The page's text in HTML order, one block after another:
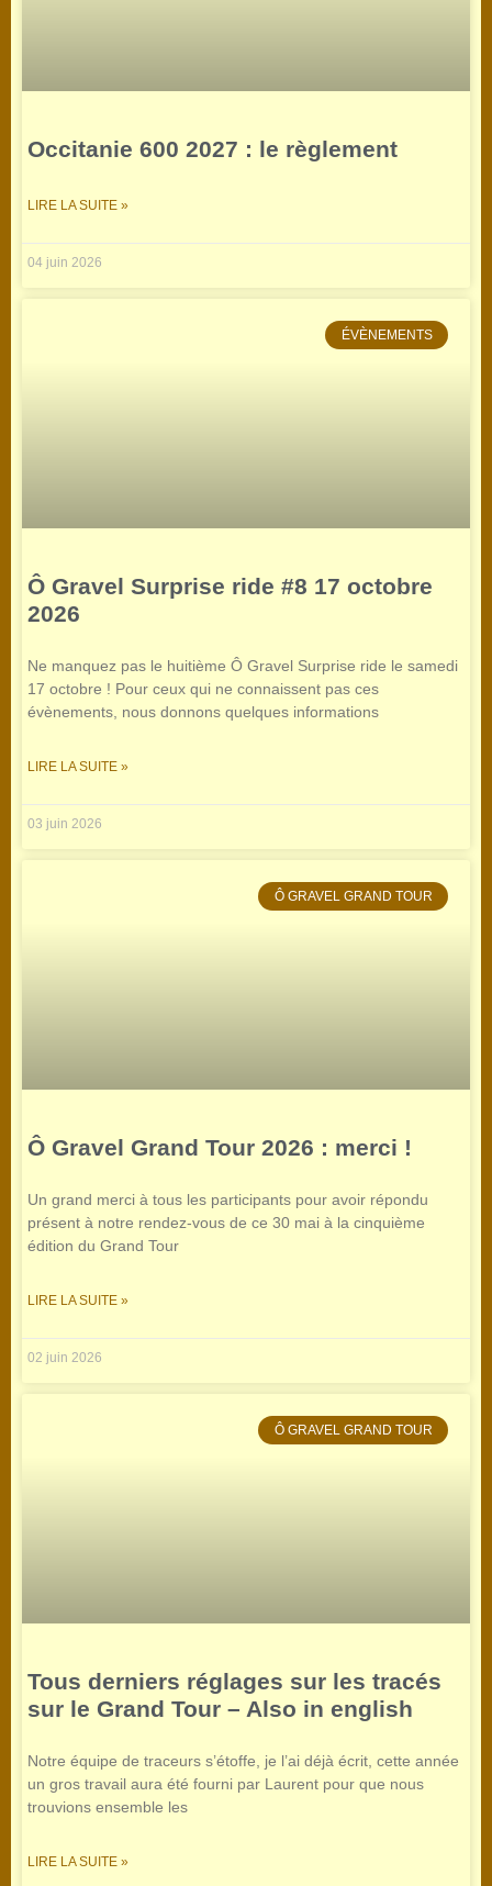
Occitanie 600 2027 : le règlement
LIRE LA SUITE »
04 juin 2026
ÉVÈNEMENTS
Ô Gravel Surprise ride #8 17 octobre
2026
Ne manquez pas le huitième Ô Gravel Surprise ride le samedi
17 octobre ! Pour ceux qui ne connaissent pas ces
évènements, nous donnons quelques informations
LIRE LA SUITE »
03 juin 2026
Ô GRAVEL GRAND TOUR
Ô Gravel Grand Tour 2026 : merci !
Un grand merci à tous les participants pour avoir répondu
présent à notre rendez-vous de ce 30 mai à la cinquième
édition du Grand Tour
LIRE LA SUITE »
02 juin 2026
Ô GRAVEL GRAND TOUR
Tous derniers réglages sur les tracés
sur le Grand Tour – Also in english
Notre équipe de traceurs s’étoffe, je l’ai déjà écrit, cette année
un gros travail aura été fourni par Laurent pour que nous
trouvions ensemble les
LIRE LA SUITE »